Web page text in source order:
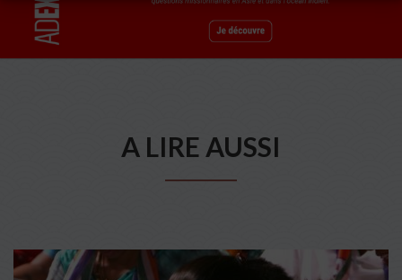
A LIRE AUSSI